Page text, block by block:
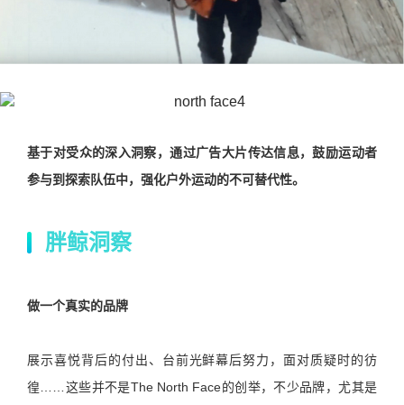
基于对受众的深入洞察，通过广告大片传达信息，鼓励运动者
参与到探索队伍中，强化户外运动的不可替代性。
胖鲸洞察
做一个真实的品牌
展示喜悦背后的付出、台前光鲜幕后努力，面对质疑时的彷
徨……这些并不是The North Face的创举，不少品牌，尤其是